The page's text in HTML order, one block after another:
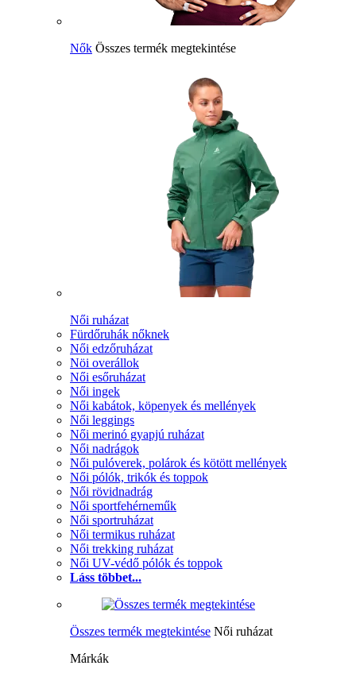
Nők Összes termék megtekintése
Női ruházat
Fürdőruhák nőknek
Női edzőruházat
Nöi overállok
Női esőruházat
Női ingek
Női kabátok, köpenyek és mellények
Női leggings
Női merinó gyapjú ruházat
Női nadrágok
Női pulóverek, polárok és kötött mellények
Női pólók, trikók és toppok
Női rövidnadrág
Női sportfehérneműk
Női sportruházat
Női termikus ruházat
Női trekking ruházat
Női UV-védő pólók és toppok
Láss többet...
Összes termék megtekintése Női ruházat
Márkák